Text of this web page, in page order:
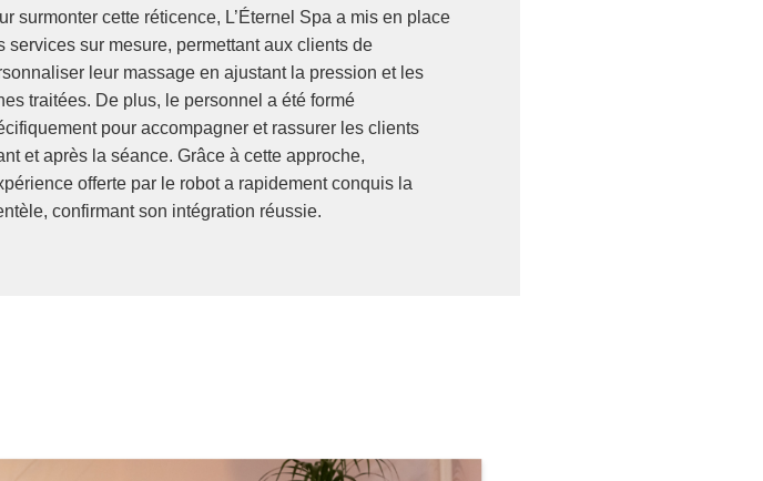
surmonter cette réticence, L’Éternel Spa a mis en place
services sur mesure, permettant aux clients de
leur massage en ajustant la pression et les
traitées. De plus, le personnel a été formé
pour accompagner et rassurer les clients
et après la séance. Grâce à cette approche,
offerte par le robot a rapidement conquis la
confirmant son intégration réussie.